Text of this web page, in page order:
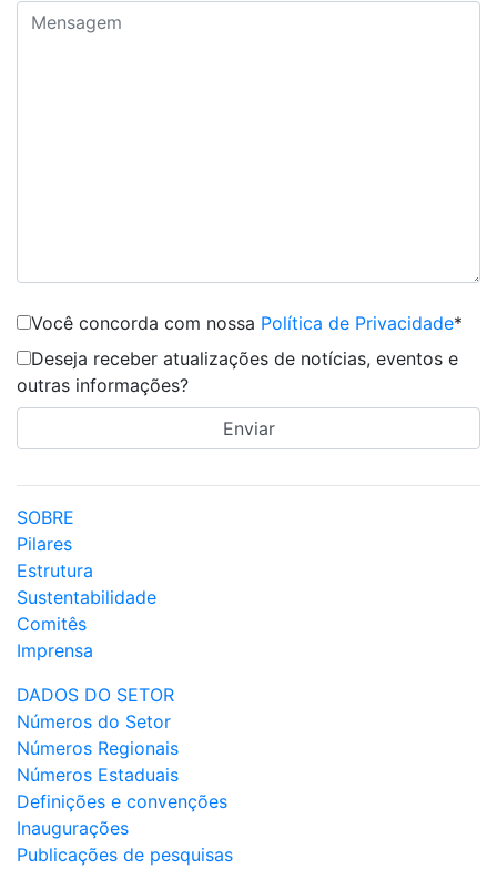
Você concorda com nossa Política de Privacidade*
Deseja receber atualizações de notícias, eventos e
outras informações?
SOBRE
Pilares
Estrutura
Sustentabilidade
Comitês
Imprensa
DADOS DO SETOR
Números do Setor
Números Regionais
Números Estaduais
Definições e convenções
Inaugurações
Publicações de pesquisas